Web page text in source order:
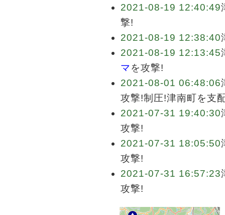
2021-08-19 12:40:49
撃!
2021-08-19 12:38:40
2021-08-19 12:13:45
マを攻撃!
2021-08-01 06:48:06
攻撃!制圧!津南町を支
2021-07-31 19:40:30
攻撃!
2021-07-31 18:05:50
攻撃!
2021-07-31 16:57:23
攻撃!